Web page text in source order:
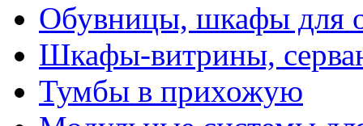
Обувницы, шкафы для
Шкафы-витрины,
Тумбы в прихожую